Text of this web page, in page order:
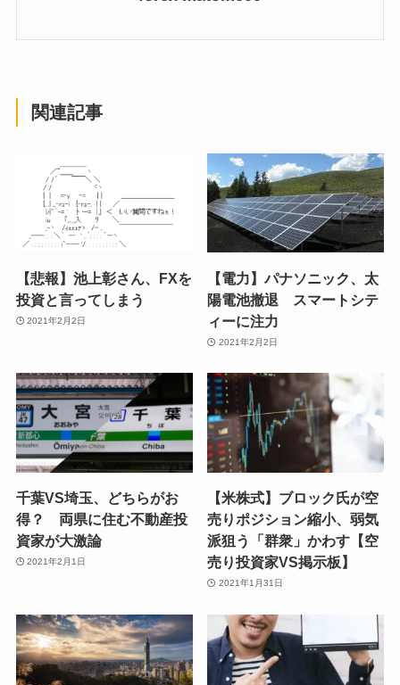
関連記事
【悲報】池上彰さん、FXを
投資と言ってしまう
2021年2月2日
【電力】パナソニック、太
陽電池撤退 スマートシテ
ィーに注力
2021年2月2日
千葉VS埼玉、どちらがお
得？ 両県に住む不動産投
資家が大激論
2021年2月1日
【米株式】ブロック氏が空
売りポジション縮小、弱気
派狙う「群衆」かわす【空
売り投資家VS掲示板】
2021年1月31日